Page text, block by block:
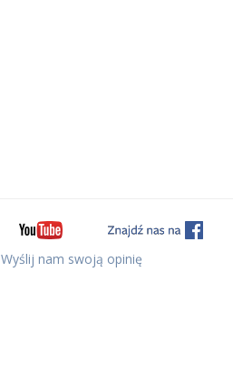
Wyślij nam swoją opinię